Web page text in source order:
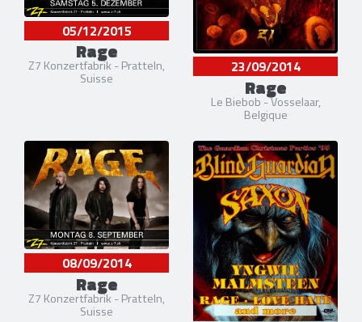
05/12/2015
Rage
Z7 Konzertfabrik - Pratteln,
Suisse
23/09/2014
Rage
Le Biebob - Vosselaar,
Belgique
08/09/2014
Rage
Z7 Konzertfabrik - Pratteln,
Suisse